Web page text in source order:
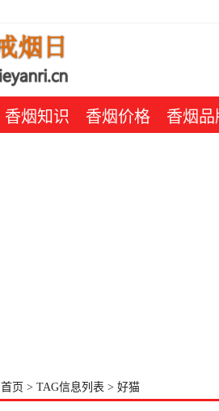
香烟知识 香烟价格 香烟品
首页 > TAG信息列表 > 好猫